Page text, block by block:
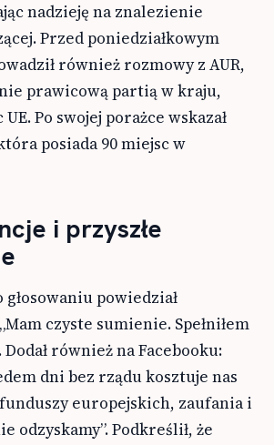
nadzieję na znalezienie
Przed poniedziałkowym
również rozmowy z AUR,
prawicową partią w kraju,
Po swojej porażce wskazał
posiada 90 miejsc w
i przyszłe
powiedział
czyste sumienie. Spełniłem
Dodał również na Facebooku:
dni bez rządu kosztuje nas
europejskich, zaufania i
odzyskamy”. Podkreślił, że